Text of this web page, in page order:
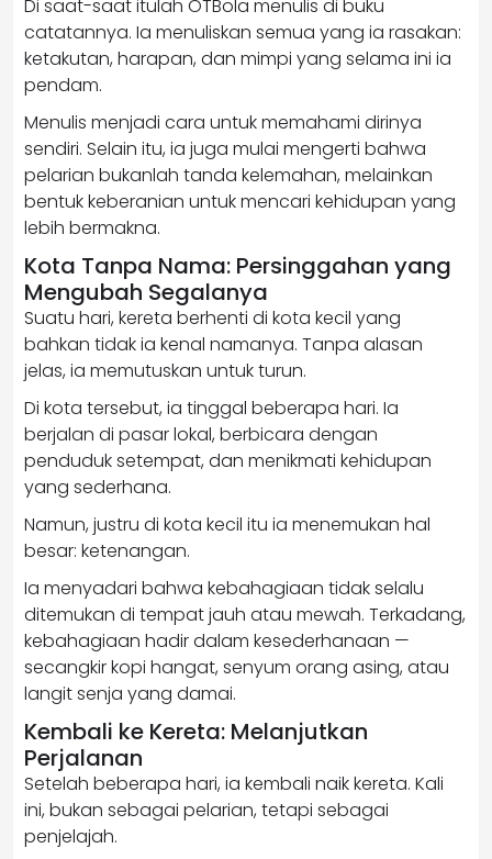
Di saat-saat itulah OTBola menulis di buku
catatannya. Ia menuliskan semua yang ia rasakan:
ketakutan, harapan, dan mimpi yang selama ini ia
pendam.
Menulis menjadi cara untuk memahami dirinya
sendiri. Selain itu, ia juga mulai mengerti bahwa
pelarian bukanlah tanda kelemahan, melainkan
bentuk keberanian untuk mencari kehidupan yang
lebih bermakna.
Kota Tanpa Nama: Persinggahan yang
Mengubah Segalanya
Suatu hari, kereta berhenti di kota kecil yang
bahkan tidak ia kenal namanya. Tanpa alasan
jelas, ia memutuskan untuk turun.
Di kota tersebut, ia tinggal beberapa hari. Ia
berjalan di pasar lokal, berbicara dengan
penduduk setempat, dan menikmati kehidupan
yang sederhana.
Namun, justru di kota kecil itu ia menemukan hal
besar: ketenangan.
Ia menyadari bahwa kebahagiaan tidak selalu
ditemukan di tempat jauh atau mewah. Terkadang,
kebahagiaan hadir dalam kesederhanaan —
secangkir kopi hangat, senyum orang asing, atau
langit senja yang damai.
Kembali ke Kereta: Melanjutkan
Perjalanan
Setelah beberapa hari, ia kembali naik kereta. Kali
ini, bukan sebagai pelarian, tetapi sebagai
penjelajah.